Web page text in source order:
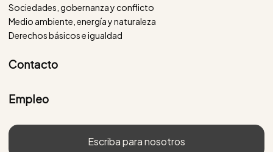
Sociedades, gobernanza y conflicto
Medio ambiente, energía y naturaleza
Derechos básicos e igualdad
Contacto
Empleo
Escriba para nosotros